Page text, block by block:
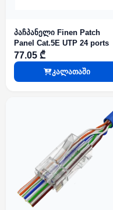
პაჩპანელი Finen Patch
Panel Cat.5E UTP 24 ports
77.05 ₾
კალათაში